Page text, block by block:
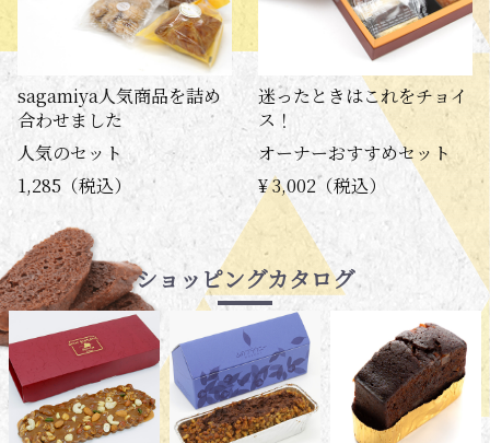
sagamiya人気商品を詰め
合わせました
人気のセット
1,285（税込）
迷ったときはこれをチョイ
ス！
オーナーおすすめセット
¥ 3,002（税込）
ショッピングカタログ